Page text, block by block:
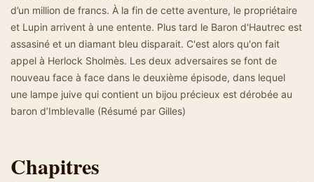
d’un million de francs. À la fin de cette aventure, le propriétaire
et Lupin arrivent à une entente. Plus tard le Baron d'Hautrec est
assasiné et un diamant bleu disparait. C'est alors qu'on fait
appel à Herlock Sholmès. Les deux adversaires se font de
nouveau face à face dans le deuxième épisode, dans lequel
une lampe juive qui contient un bijou précieux est dérobée au
baron d’Imblevalle (Résumé par Gilles)
Chapitres